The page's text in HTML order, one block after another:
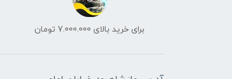
برای خرید بالای 7.000.000 تومان